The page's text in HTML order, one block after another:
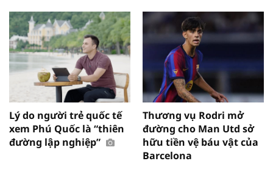
Lý do người trẻ quốc tế
xem Phú Quốc là “thiên
đường lập nghiệp”
Thương vụ Rodri mở
đường cho Man Utd sở
hữu tiền vệ báu vật của
Barcelona